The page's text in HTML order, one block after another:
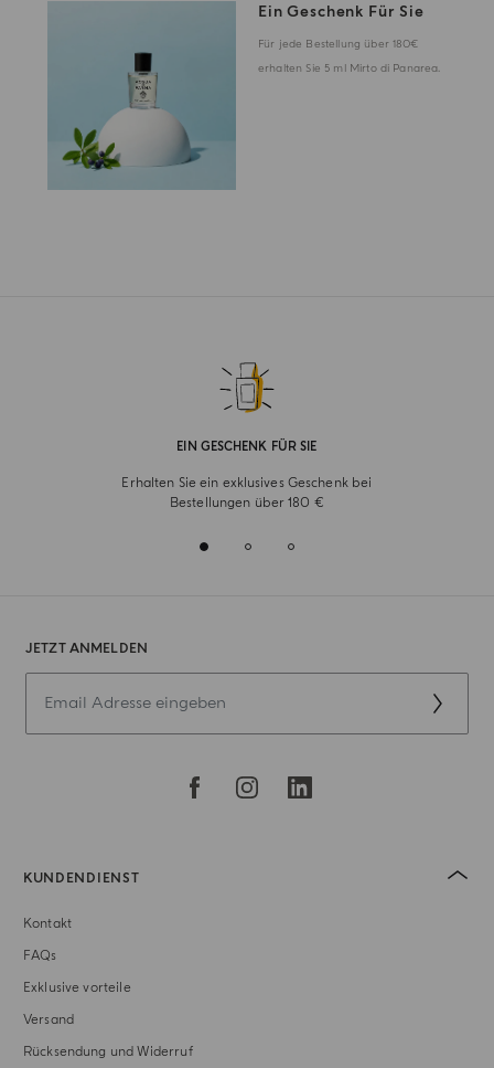
Ein Geschenk Für Sie
Für jede Bestellung über 180€
erhalten Sie 5 ml Mirto di Panarea.
EIN GESCHENK FÜR SIE
Erhalten Sie ein exklusives Geschenk bei
Bestellungen über 180 €
JETZT ANMELDEN
KUNDENDIENST
Kontakt
FAQs
Exklusive vorteile
Versand
Rücksendung und Widerruf